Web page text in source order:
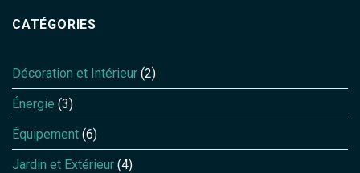
CATÉGORIES
Décoration et Intérieur (2)
Énergie (3)
Équipement (6)
Jardin et Extérieur (4)